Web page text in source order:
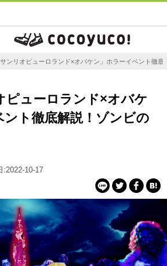
ンリオピューロランド×オバケン」ホラーイベント徹底
ピューロランド×オバケ
ント徹底解説！ゾンビの
:2022-10-17